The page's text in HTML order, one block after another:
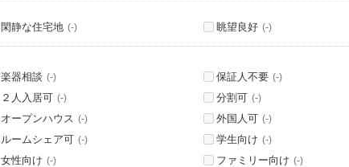
閑静な住宅地 (-) 眺望良好 (-)
楽器相談 (-) 保証人不要 (-)
２人入居可 (-) 分割可 (-)
オープンハウス (-) 外国人可 (-)
ルームシェア可 (-) 学生向け (-)
女性向け (-) ファミリー向け (-)